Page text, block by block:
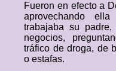
Fueron en efecto a
aprovechando
trabajaba su
negocios,
tráfico de droga, de
o estafas.